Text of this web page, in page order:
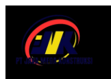
konten